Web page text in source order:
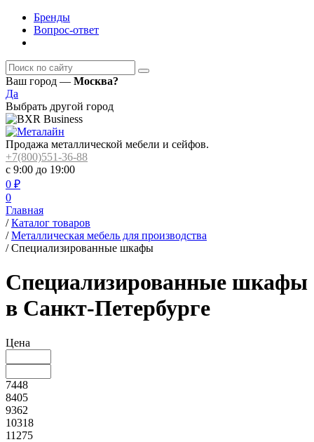
Бренды
Вопрос-ответ
Ваш город — Москва?
Да
Выбрать другой город
Продажа металлической мебели и сейфов.
+7(800)551-36-88
с 9:00 до 19:00
0 ₽
0
Главная
/ Каталог товаров
/ Металлическая мебель для производства
/ Cпециализированные шкафы
Cпециализированные шкафы
в Санкт-Петербурге
Цена
7448
8405
9362
10318
11275